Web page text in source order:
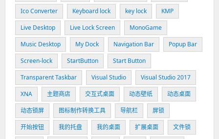
Ico Converter
Keyboard lock key lock
KMP
Live Desktop
Live Lock Screen
MonoGame
Music Desktop
My Dock Navigation Bar
Popup Bar
Screen-lock
StartButton
Start Button
Transparent Taskbar
Visual Studio
Visual Studio 2017
XNA
主题商店 交互式桌面 动态壁纸
动态桌面
动态锁屏
图标制作转换工具 导航栏
屏锁
开始按钮
我的托盘 我的桌面 扩展桌面 文件锁